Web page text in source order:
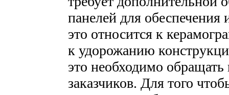
панелей для обеспечения
это относится к
к удорожанию
это необходимо
заказчиков. Для того